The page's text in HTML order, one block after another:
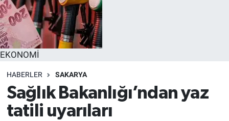
EKONOMİ
HABERLER SAKARYA
Sağlık Bakanlığı’ndan yaz
tatili uyarıları
EĞİTİM
MAGAZİN
ÖZEL HABER
HALK54 PANORAMA